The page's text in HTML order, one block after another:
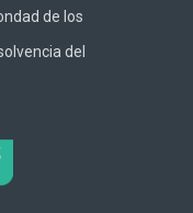
de los
del